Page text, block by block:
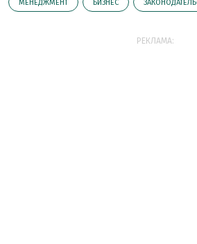
МЕНЕДЖМЕНТ БИЗНЕС
РЕКЛАМА: